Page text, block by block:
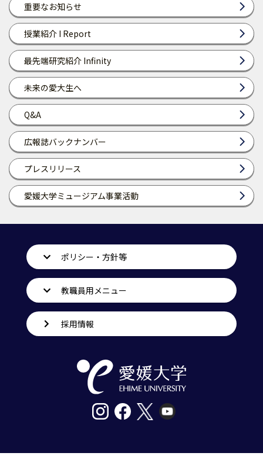
重要なお知らせ
授業紹介 I Report
最先端研究紹介 Infinity
未来の愛大生へ
Q&A
広報誌バックナンバー
プレスリリース
愛媛大学ミュージアム事業活動
ポリシー・方針等
教職員用メニュー
採用情報